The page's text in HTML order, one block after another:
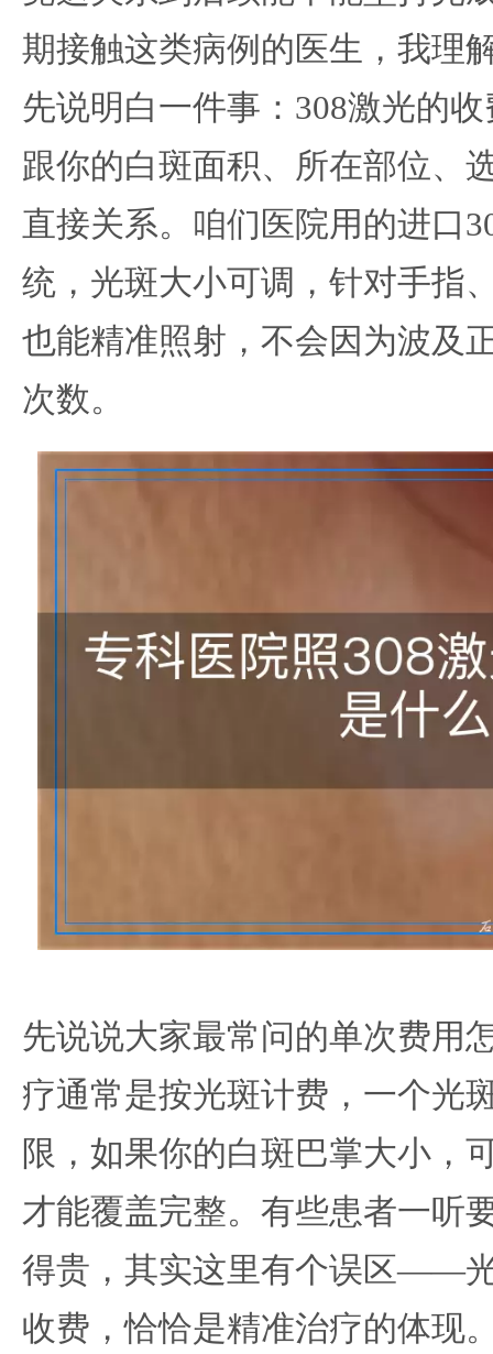
期接触这类病例的医生，我理
先说明白一件事：308激光的
跟你的白斑面积、所在部位、
直接关系。咱们医院用的进口
统，光斑大小可调，针对手指
也能精准照射，不会因为波及
次数。
先说说大家最常问的单次费用
疗通常是按光斑计费，一个光
限，如果你的白斑巴掌大小，
才能覆盖完整。有些患者一听
得贵，其实这里有个误区——
收费，恰恰是精准治疗的体现